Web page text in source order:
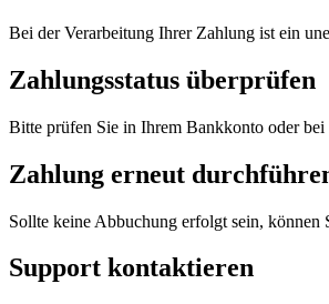
Bei der Verarbeitung Ihrer Zahlung ist ein
Zahlungsstatus überprüfen
Bitte prüfen Sie in Ihrem Bankkonto oder
Zahlung erneut
Sollte keine Abbuchung erfolgt sein, können
Support kontaktieren